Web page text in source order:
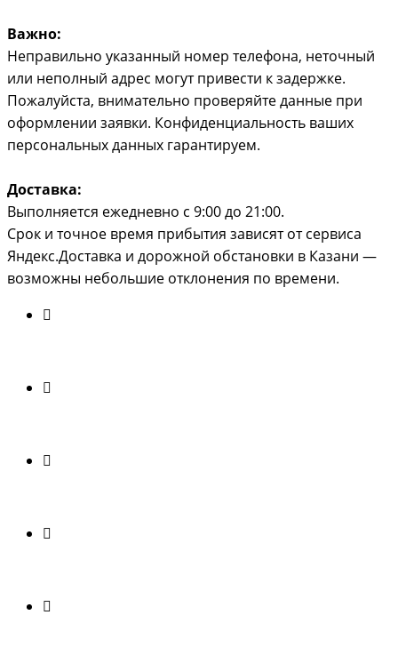
Важно:
Неправильно указанный номер телефона, неточный
или неполный адрес могут привести к задержке.
Пожалуйста, внимательно проверяйте данные при
оформлении заявки. Конфиденциальность ваших
персональных данных гарантируем.
Доставка:
Выполняется ежедневно с 9:00 до 21:00.
Срок и точное время прибытия зависят от сервиса
Яндекс.Доставка и дорожной обстановки в Казани —
возможны небольшие отклонения по времени.